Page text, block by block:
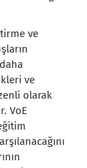
ve
ve
olarak
VoE